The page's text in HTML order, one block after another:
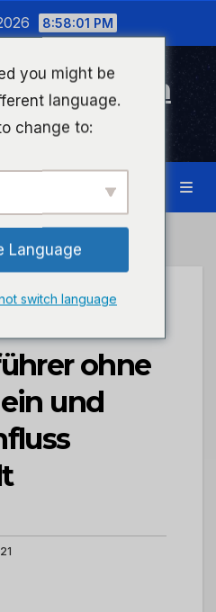
8:58:02 PM
Kreuznach
Bad Kreuznach
ohne
und
you might be
language.
change to:
Language
switch language